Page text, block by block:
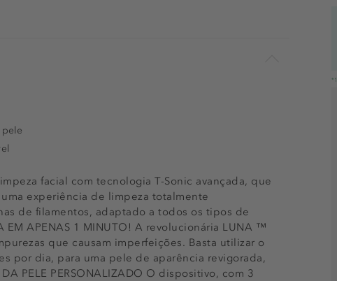
*1
facial com tecnologia T-Sonic avançada, que
experiência de limpeza totalmente
de filamentos, adaptado a todos os tipos de
EM APENAS 1 MINUTO! A revolucionária LUNA ™
que causam imperfeições. Basta utilizar o
por dia, para uma pele de aparência revigorada,
PELE PERSONALIZADO O dispositivo, com 3